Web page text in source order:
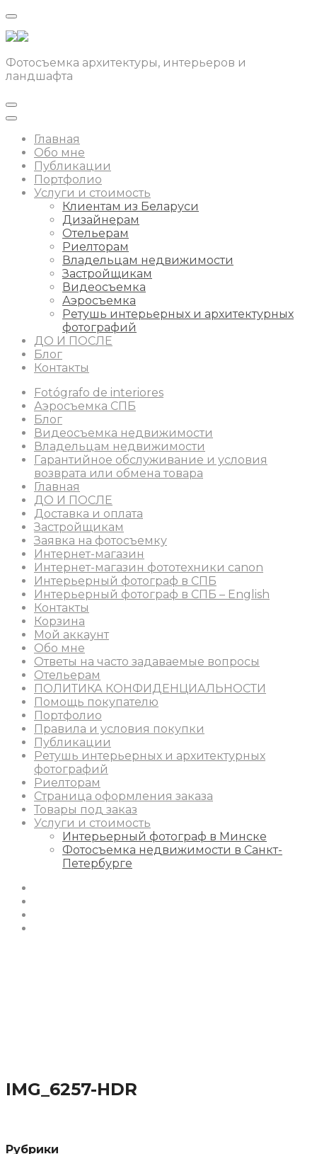
Фотосъемка архитектуры, интерьеров и
ландшафта
Главная
Обо мне
Публикации
Портфолио
Услуги и стоимость
Клиентам из Беларуси
Дизайнерам
Отельерам
Риелторам
Владельцам недвижимости
Застройщикам
Видеосъемка
Аэросъемка
Ретушь интерьерных и архитектурных
фотографий
ДО И ПОСЛЕ
Блог
Контакты
Fotógrafo de interiores
Аэросъемка СПБ
Блог
Видеосъемка недвижимости
Владельцам недвижимости
Гарантийное обслуживание и условия
возврата или обмена товара
Главная
ДО И ПОСЛЕ
Доставка и оплата
Застройщикам
Заявка на фотосъемку
Интернет-магазин
Интернет-магазин фототехники canon
Интерьерный фотограф в СПБ
Интерьерный фотограф в СПБ – English
Контакты
Корзина
Мой аккаунт
Обо мне
Ответы на часто задаваемые вопросы
Отельерам
ПОЛИТИКА КОНФИДЕНЦИАЛЬНОСТИ
Помощь покупателю
Портфолио
Правила и условия покупки
Публикации
Ретушь интерьерных и архитектурных
фотографий
Риелторам
Страница оформления заказа
Товары под заказ
Услуги и стоимость
Интерьерный фотограф в Минске
Фотосъемка недвижимости в Санкт-
Петербурге
IMG_6257-HDR
Рубрики